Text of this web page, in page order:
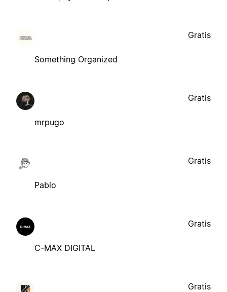
Something Organized
Gratis
mrpugo
Gratis
Pablo
Gratis
C-MAX DIGITAL
Gratis
Gratis